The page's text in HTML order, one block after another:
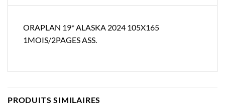
ORAPLAN 19* ALASKA 2024 105X165
1MOIS/2PAGES ASS.
PRODUITS SIMILAIRES